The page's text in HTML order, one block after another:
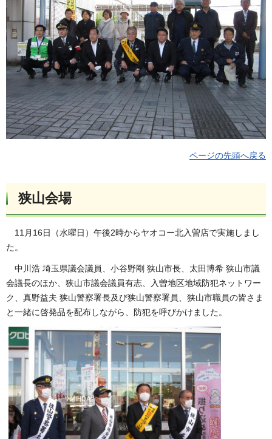
ページの先頭へ戻る
狭山会場
11月16日（水曜日）午後2時からヤオコー北入曽店で実施しまし
た。
中川浩 埼玉県議会議員、小谷野剛 狭山市長、太田博希 狭山市議
会議長のほか、狭山市議会議員有志、入曽地区地域防犯ネットワー
ク、真野益夫 狭山警察署長及び狭山警察署員、狭山市職員の皆さま
と一緒に啓発品を配布しながら、防犯を呼びかけました。